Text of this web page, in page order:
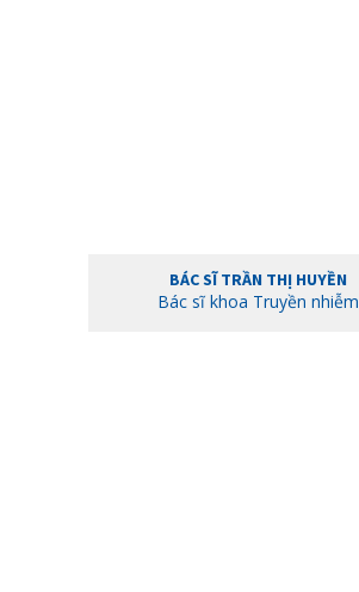
BÁC SĨ TRẦN THỊ HUYỀN
Bác sĩ khoa Truyền nhiễm